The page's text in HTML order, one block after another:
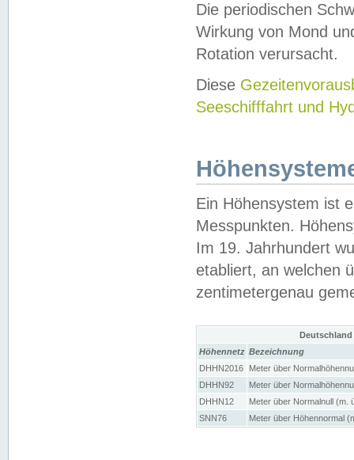
Die periodischen
Wirkung von Mond
Rotation verursacht.
Diese
Seeschifffahrt und
Ein Höhensystem ist
Messpunkten.
Im 19. Jahrhundert
etabliert, an welchen
zentimetergenau
Höhennetz Bezeichnung
DHHN2016
Meter über
DHHN92
Meter über
DHHN12
Meter über Normalnull (m.
SNN76
Meter über Höhennormal